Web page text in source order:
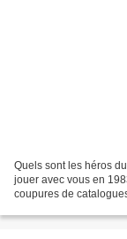
Quels sont les héros
jouer avec vous en
coupures de